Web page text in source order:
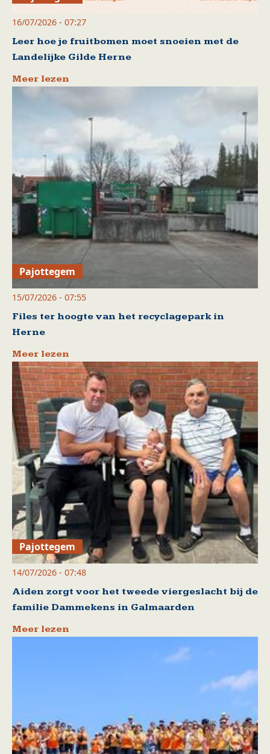
16/07/2026 - 07:27
Leer hoe je fruitbomen moet snoeien met de
Landelijke Gilde Herne
Meer lezen
Pajottegem
15/07/2026 - 07:55
Files ter hoogte van het recyclagepark in
Herne
Meer lezen
Pajottegem
14/07/2026 - 07:48
Aiden zorgt voor het tweede viergeslacht bij de
familie Dammekens in Galmaarden
Meer lezen